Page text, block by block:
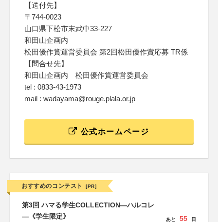
【送付先】
〒744-0023
山口県下松市末武中33-227
和田山企画内
松田優作賞運営委員会 第2回松田優作賞応募 TR係
【問合せ先】
和田山企画内 松田優作賞運営委員会
tel : 0833-43-1973
mail : wadayama@rouge.plala.or.jp
公式ホームページ
おすすめのコンテスト [PR]
第3回 ハマる学生COLLECTION―ハルコレ
―《学生限定》
あと 55 日